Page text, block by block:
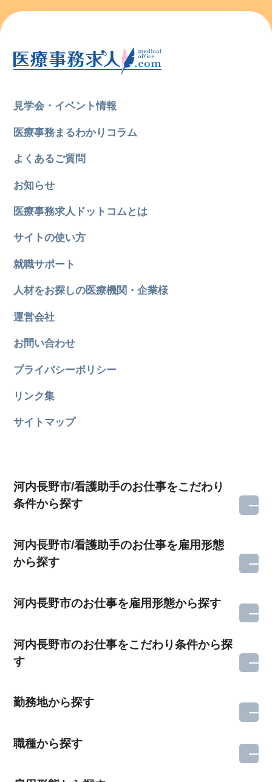
見学会・イベント情報
医療事務まるわかりコラム
よくあるご質問
お知らせ
医療事務求人ドットコムとは
サイトの使い方
就職サポート
人材をお探しの医療機関・企業様
運営会社
お問い合わせ
プライバシーポリシー
リンク集
サイトマップ
河内長野市/看護助手のお仕事をこだわり
条件から探す
河内長野市/看護助手のお仕事を雇用形態
から探す
河内長野市のお仕事を雇用形態から探す
河内長野市のお仕事をこだわり条件から探
す
勤務地から探す
職種から探す